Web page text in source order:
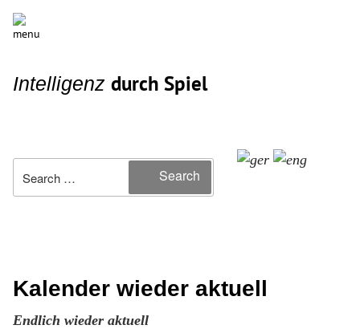
Kalender wieder aktuell
Endlich wieder aktuell
Intelligenz durch Spiel
Search
Search